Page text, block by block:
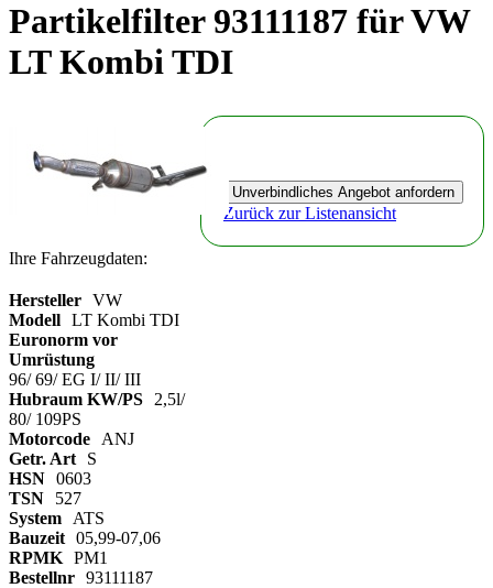
Partikelfilter 93111187 für VW
LT Kombi TDI
Ihre Fahrzeugdaten:
Hersteller VW
Modell LT Kombi TDI
Euronorm vor
Umrüstung
96/ 69/ EG I/ II/ III
Hubraum KW/PS
2,5l/
80/ 109PS
Motorcode
ANJ
Getr. Art
S
HSN 0603
TSN
527
System
ATS
Bauzeit 05,99-07,06
RPMK PM1
Bestellnr 93111187
Zurück zur Listenansicht